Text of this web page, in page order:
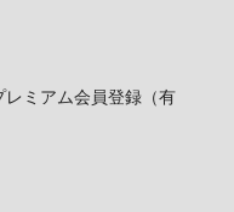
レミアム会員登録（有